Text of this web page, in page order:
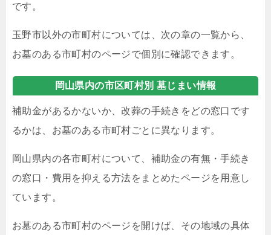
です。
玉野市以外の市町村については、次の章の一覧から、
お墓のある市町村のページで個別に確認できます。
岡山県内の市区町村別 墓じまい情報
補助金があるかないか、改葬の手続きをどの窓口です
るかは、お墓のある市町村ごとに異なります。
岡山県内の各市町村について、補助金の有無・手続き
の窓口・費用を抑える方法をまとめたページを用意し
ています。
お墓のある市町村のページを開けば、その地域の具体